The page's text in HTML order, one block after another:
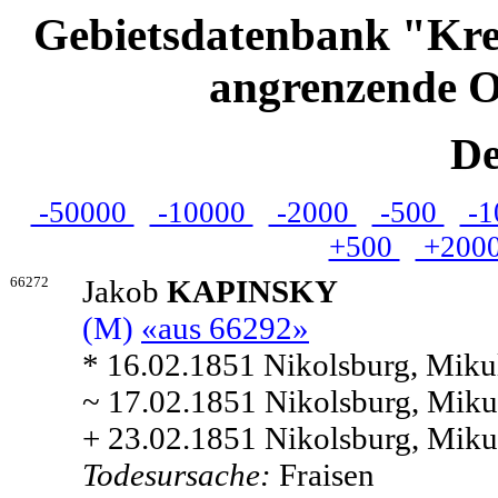
Gebietsdatenbank
angrenzende
-50000 -10000 -2000 -500
-
+500
66272 Jakob KAPINSKY
(M) «aus 66292»
* 16.02.1851 Nikolsburg,
~ 17.02.1851 Nikolsburg,
+ 23.02.1851 Nikolsburg,
Todesursache: Fraisen